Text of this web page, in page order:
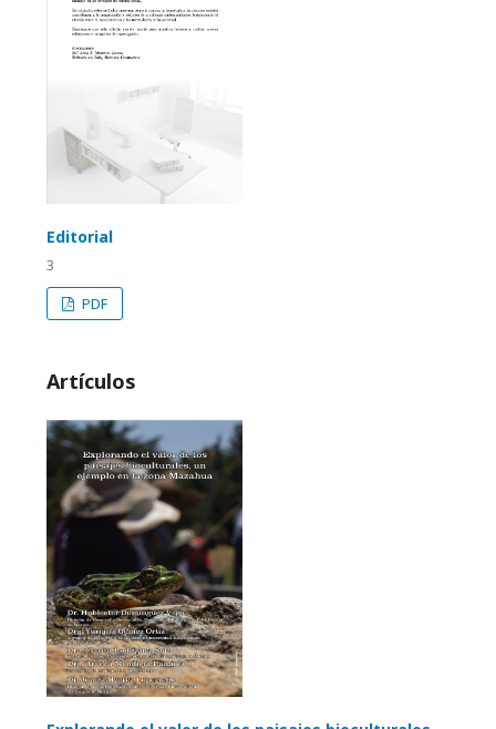
Editorial
3
PDF
Artículos